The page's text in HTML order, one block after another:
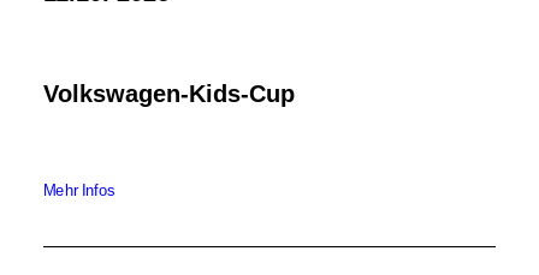
Volkswagen-Kids-Cup
Mehr Infos